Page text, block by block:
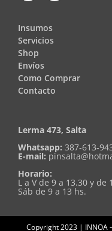
Insumos
Servicios
Shop
Envíos
Como Comprar
Contacto
Lerma 473, Salta
Whatsapp: 387-613-
E-mail:
Horario:
L a V de 9 a 13.30 y de
Sáb de 9 a 13 hs.
Copyright 2023 | INNOA